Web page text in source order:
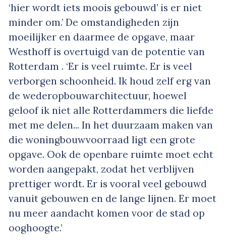
‘hier wordt iets moois gebouwd’ is er niet
minder om.’ De omstandigheden zijn
moeilijker en daarmee de opgave, maar
Westhoff is overtuigd van de potentie van
Rotterdam . ‘Er is veel ruimte. Er is veel
verborgen schoonheid. Ik houd zelf erg van
de wederopbouwarchitectuur, hoewel
geloof ik niet alle Rotterdammers die liefde
met me delen... In het duurzaam maken van
die woningbouwvoorraad ligt een grote
opgave. Ook de openbare ruimte moet echt
worden aangepakt, zodat het verblijven
prettiger wordt. Er is vooral veel gebouwd
vanuit gebouwen en de lange lijnen. Er moet
nu meer aandacht komen voor de stad op
ooghoogte.’